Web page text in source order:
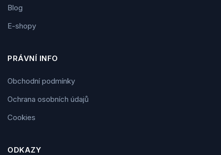
Blog
E-shopy
PRÁVNÍ INFO
Obchodní podmínky
Ochrana osobních údajů
Cookies
ODKAZY